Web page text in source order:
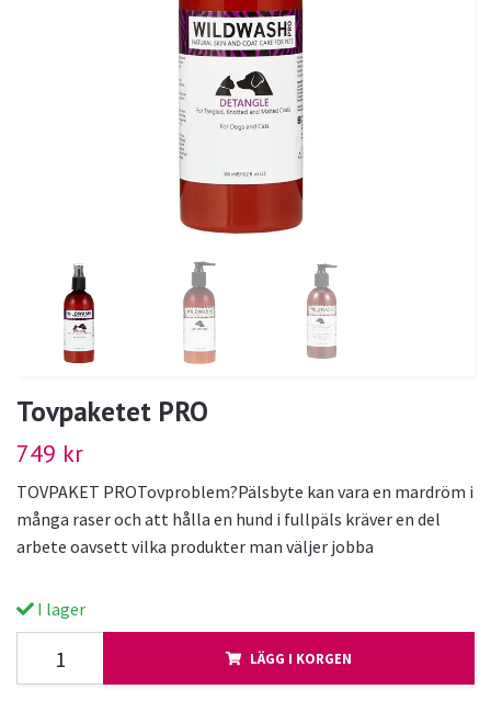
Tovpaketet PRO
749 kr
TOVPAKET PROTovproblem?Pälsbyte kan vara en mardröm i
många raser och att hålla en hund i fullpäls kräver en del
arbete oavsett vilka produkter man väljer jobba
I lager
LÄGG I KORGEN